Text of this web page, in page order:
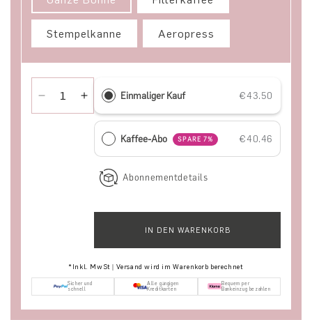
Stempelkanne Aeropress
Verringere die Menge für Microlot Box - Filter
Erhöhe die Menge für Microlot Box - Filter
Einmaliger Kauf €43.50
Kaffee-Abo SPARE 7% €40.46
Abonnementdetails
IN DEN WARENKORB
*Inkl. MwSt | Versand wird im Warenkorb berechnet
Sicher und
schnell
Alle gängigen
Kreditkarten
Bequem per
Bankeinzug bezahlen